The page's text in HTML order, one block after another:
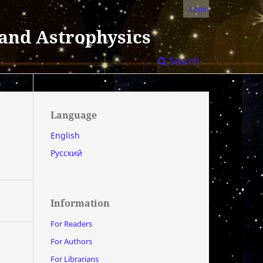
Astrophysics
Search
Login
Language
English
Русский
Information
For Readers
For Authors
For Librarians